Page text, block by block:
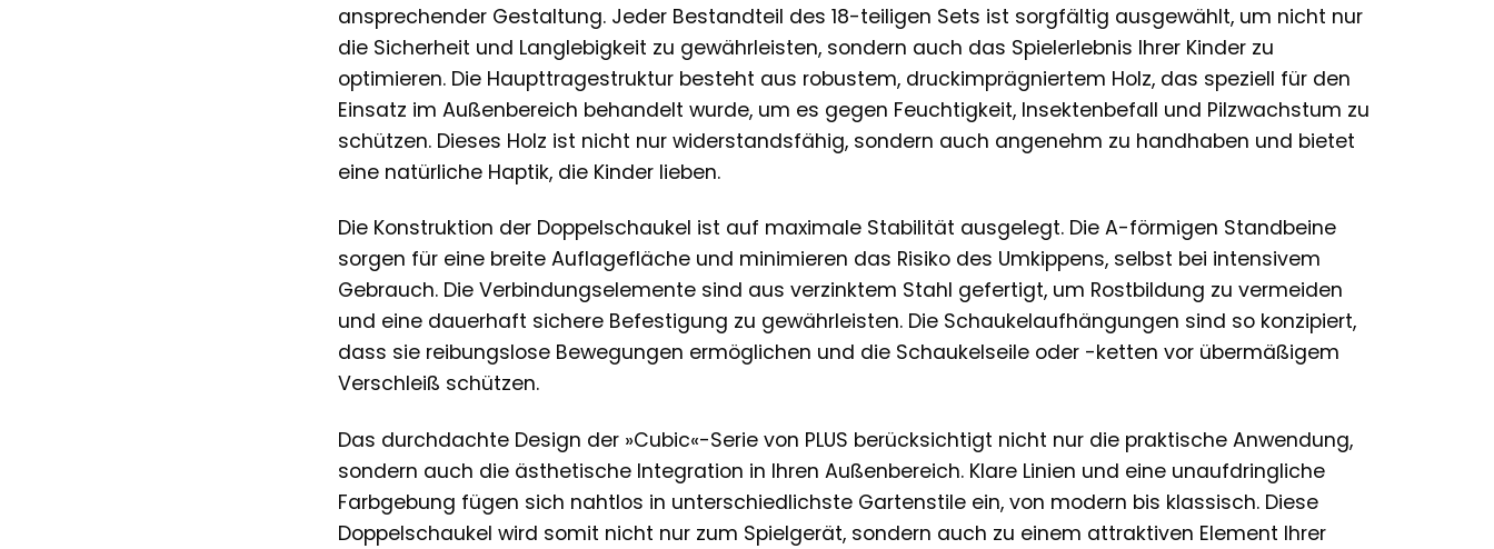
ansprechender Gestaltung. Jeder Bestandteil des 18-teiligen Sets ist sorgfältig ausgewählt, um nicht nur
die Sicherheit und Langlebigkeit zu gewährleisten, sondern auch das Spielerlebnis Ihrer Kinder zu
optimieren. Die Haupttragestruktur besteht aus robustem, druckimprägniertem Holz, das speziell für den
Einsatz im Außenbereich behandelt wurde, um es gegen Feuchtigkeit, Insektenbefall und Pilzwachstum zu
schützen. Dieses Holz ist nicht nur widerstandsfähig, sondern auch angenehm zu handhaben und bietet
eine natürliche Haptik, die Kinder lieben.
Die Konstruktion der Doppelschaukel ist auf maximale Stabilität ausgelegt. Die A-förmigen Standbeine
sorgen für eine breite Auflagefläche und minimieren das Risiko des Umkippens, selbst bei intensivem
Gebrauch. Die Verbindungselemente sind aus verzinktem Stahl gefertigt, um Rostbildung zu vermeiden
und eine dauerhaft sichere Befestigung zu gewährleisten. Die Schaukelaufhängungen sind so konzipiert,
dass sie reibungslose Bewegungen ermöglichen und die Schaukelseile oder -ketten vor übermäßigem
Verschleiß schützen.
Das durchdachte Design der »Cubic«-Serie von PLUS berücksichtigt nicht nur die praktische Anwendung,
sondern auch die ästhetische Integration in Ihren Außenbereich. Klare Linien und eine unaufdringliche
Farbgebung fügen sich nahtlos in unterschiedlichste Gartenstile ein, von modern bis klassisch. Diese
Doppelschaukel wird somit nicht nur zum Spielgerät, sondern auch zu einem attraktiven Element Ihrer